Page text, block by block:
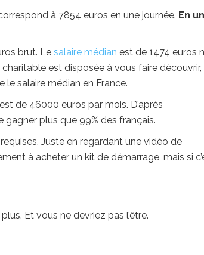
à 7854 euros en une journée. En un
brut. Le salaire médian est de 1474 euros
est disposée à vous faire découvrir,
salaire médian en France.
est de 46000 euros par mois. D’après
gagner plus que 99% des français.
Juste en regardant une vidéo de
à acheter un kit de démarrage, mais si
Et vous ne devriez pas l’être.